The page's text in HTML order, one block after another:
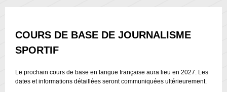
COURS DE BASE DE JOURNALISME
SPORTIF
Le prochain cours de base en langue française aura lieu en 2027. Les
dates et informations détaillées seront communiquées ultérieurement.